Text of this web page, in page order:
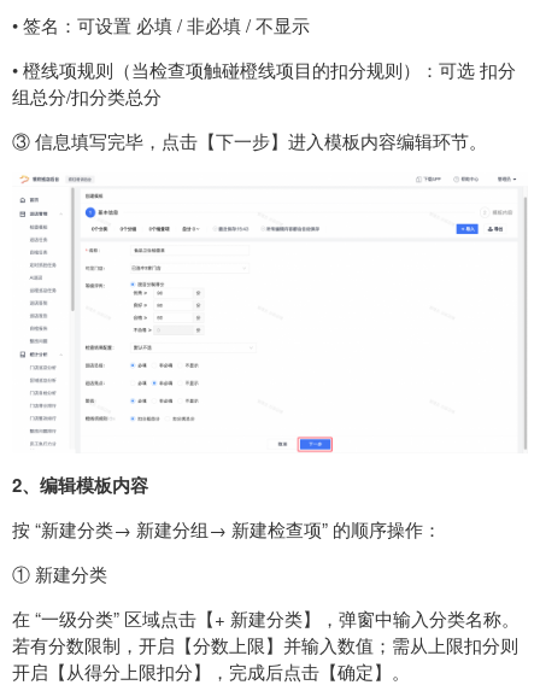
• 签名：可设置 必填 / 非必填 / 不显示
• 橙线项规则（当检查项触碰橙线项目的扣分规则）：可选 扣分
组总分/扣分类总分
③ 信息填写完毕，点击【下一步】进入模板内容编辑环节。
2、编辑模板内容
按 “新建分类→ 新建分组→ 新建检查项” 的顺序操作：
① 新建分类
在 “一级分类” 区域点击【+ 新建分类】，弹窗中输入分类名称。
若有分数限制，开启【分数上限】并输入数值；需从上限扣分则
开启【从得分上限扣分】，完成后点击【确定】。